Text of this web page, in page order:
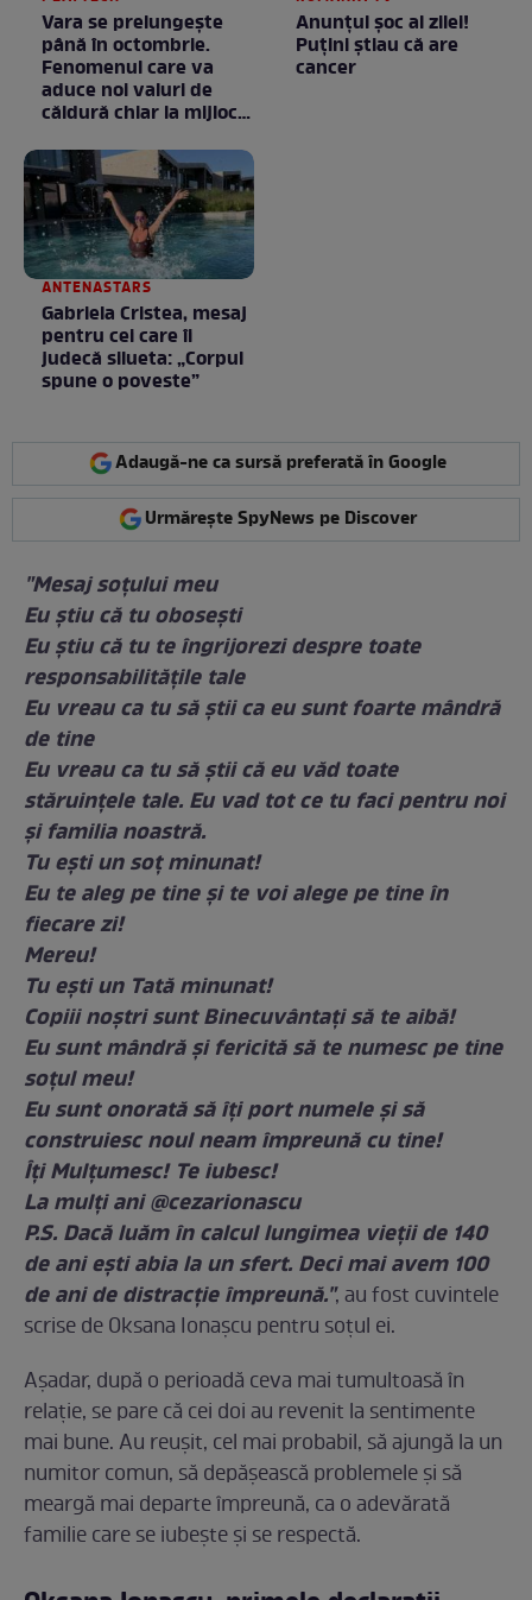
Vara se prelungeşte
până în octombrie.
Fenomenul care va
aduce noi valuri de
căldură chiar la mijlocul
Anunţul şoc al zilei!
Puţini ştiau că are
cancer
ANTENASTARS
Gabriela Cristea, mesaj
pentru cei care îi
judecă silueta: „Corpul
spune o poveste”
Adaugă-ne ca sursă preferată în Google
Urmărește SpyNews pe Discover
"Mesaj soțului meu
Eu știu că tu obosești
Eu știu că tu te îngrijorezi despre toate
responsabilitățile tale
Eu vreau ca tu să știi ca eu sunt foarte mândră
de tine
Eu vreau ca tu să știi că eu văd toate
stăruințele tale. Eu vad tot ce tu faci pentru noi
și familia noastră.
Tu ești un soț minunat!
Eu te aleg pe tine și te voi alege pe tine în
fiecare zi!
Mereu!
Tu ești un Tată minunat!
Copiii noștri sunt Binecuvântați să te aibă!
Eu sunt mândră și fericită să te numesc pe tine
soțul meu!
Eu sunt onorată să îți port numele și să
construiesc noul neam împreună cu tine!
Îți Mulțumesc! Te iubesc!
La mulți ani @cezarionascu
P.S. Dacă luăm în calcul lungimea vieții de 140
de ani ești abia la un sfert. Deci mai avem 100
de ani de distracție împreună.", au fost cuvintele
scrise de Oksana Ionașcu pentru soțul ei.
Așadar, după o perioadă ceva mai tumultoasă în
relație, se pare că cei doi au revenit la sentimente
mai bune. Au reușit, cel mai probabil, să ajungă la un
numitor comun, să depășească problemele și să
meargă mai departe împreună, ca o adevărată
familie care se iubește și se respectă.